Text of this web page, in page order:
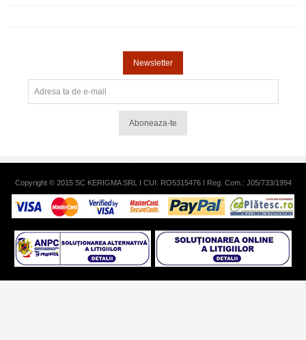
Newsletter
Aboneaza-te
Copyright © 2015 SC KERIGMA SRL I CUI: RO5315476 I Reg. Com.: J05/733/1994